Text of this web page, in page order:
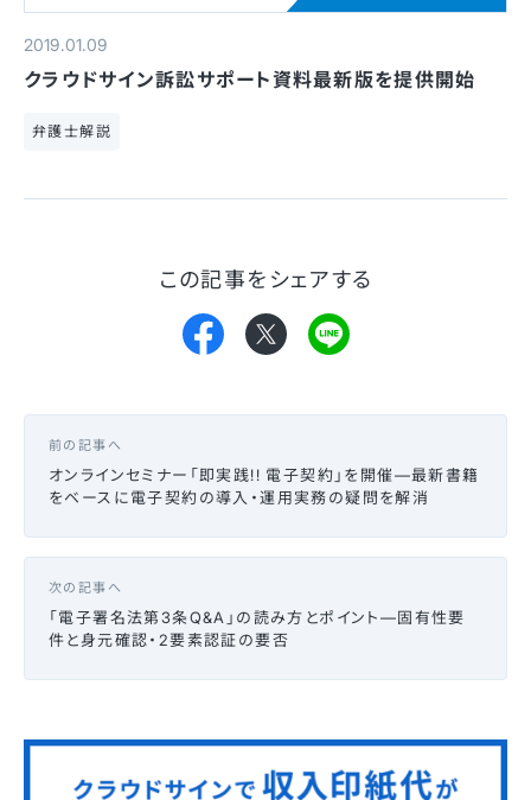
2019.01.09
クラウドサイン訴訟サポート資料最新版を提供開始
弁護士解説
この記事をシェアする
前の記事へ
オンラインセミナー「即実践!! 電子契約」を開催—最新書籍
をベースに電子契約の導入・運用実務の疑問を解消
次の記事へ
「電子署名法第3条Q&A」の読み方とポイント—固有性要
件と身元確認・2要素認証の要否